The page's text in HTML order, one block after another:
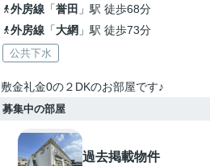
外房線「誉田 」駅 徒歩68分
外房線「大網 」駅 徒歩73分
公共下水
敷金礼金0の２DKのお部屋です♪
募集中の部屋
過去掲載物件